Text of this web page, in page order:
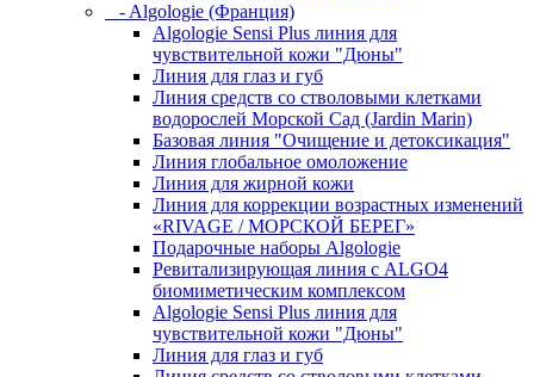
- Algologie (Франция)
Algologie Sensi Plus линия для
чувcтвительной кожи "Дюны"
Линия для глаз и губ
Линия средств со стволовыми клетками
водорослей Морской Сад (Jardin Marin)
Базовая линия "Очищение и детоксикация"
Линия глобальное омоложение
Линия для жирной кожи
Линия для коррекции возрастных изменений
«RIVAGE / МОРСКОЙ БЕРЕГ»
Подарочные наборы Algologie
Ревитализирующая линия с ALGO4
биомиметическим комплексом
Algologie Sensi Plus линия для
чувcтвительной кожи "Дюны"
Линия для глаз и губ